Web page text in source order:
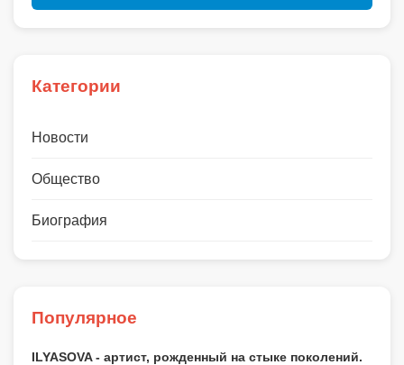
Категории
Новости
Общество
Биография
Популярное
ILYASOVA - артист, рожденный на стыке поколений.